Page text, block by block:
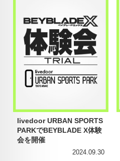
livedoor URBAN SPORTS
PARKでBEYBLADE X体験
会を開催
2024.09.30